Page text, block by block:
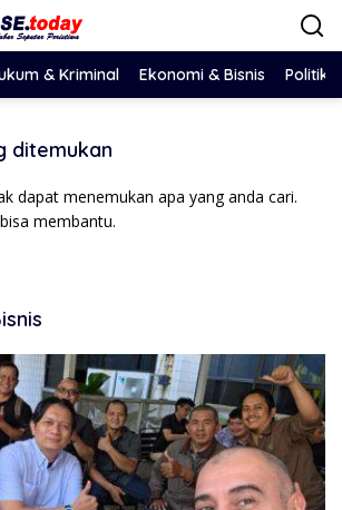
& Kriminal Ekonomi & Bisnis Politik
ditemukan
dapat menemukan apa yang anda cari.
membantu.